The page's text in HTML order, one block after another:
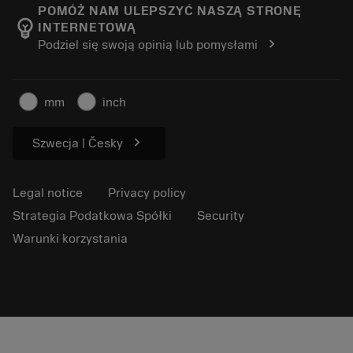
Track your order
Make a quotation
Manufacturing wellness
Career
Sustainable business
For press
emoji_objects
POMÓŻ NAM ULEPSZYĆ NASZĄ STRONĘ
INTERNETOWĄ
Podziel się swoją opinią lub pomysłami
chevron_right
mm inch
Szwecja | Česky chevron_right
Legal notice
Privacy policy
Strategia Podatkowa Spółki
Security
Warunki korzystania